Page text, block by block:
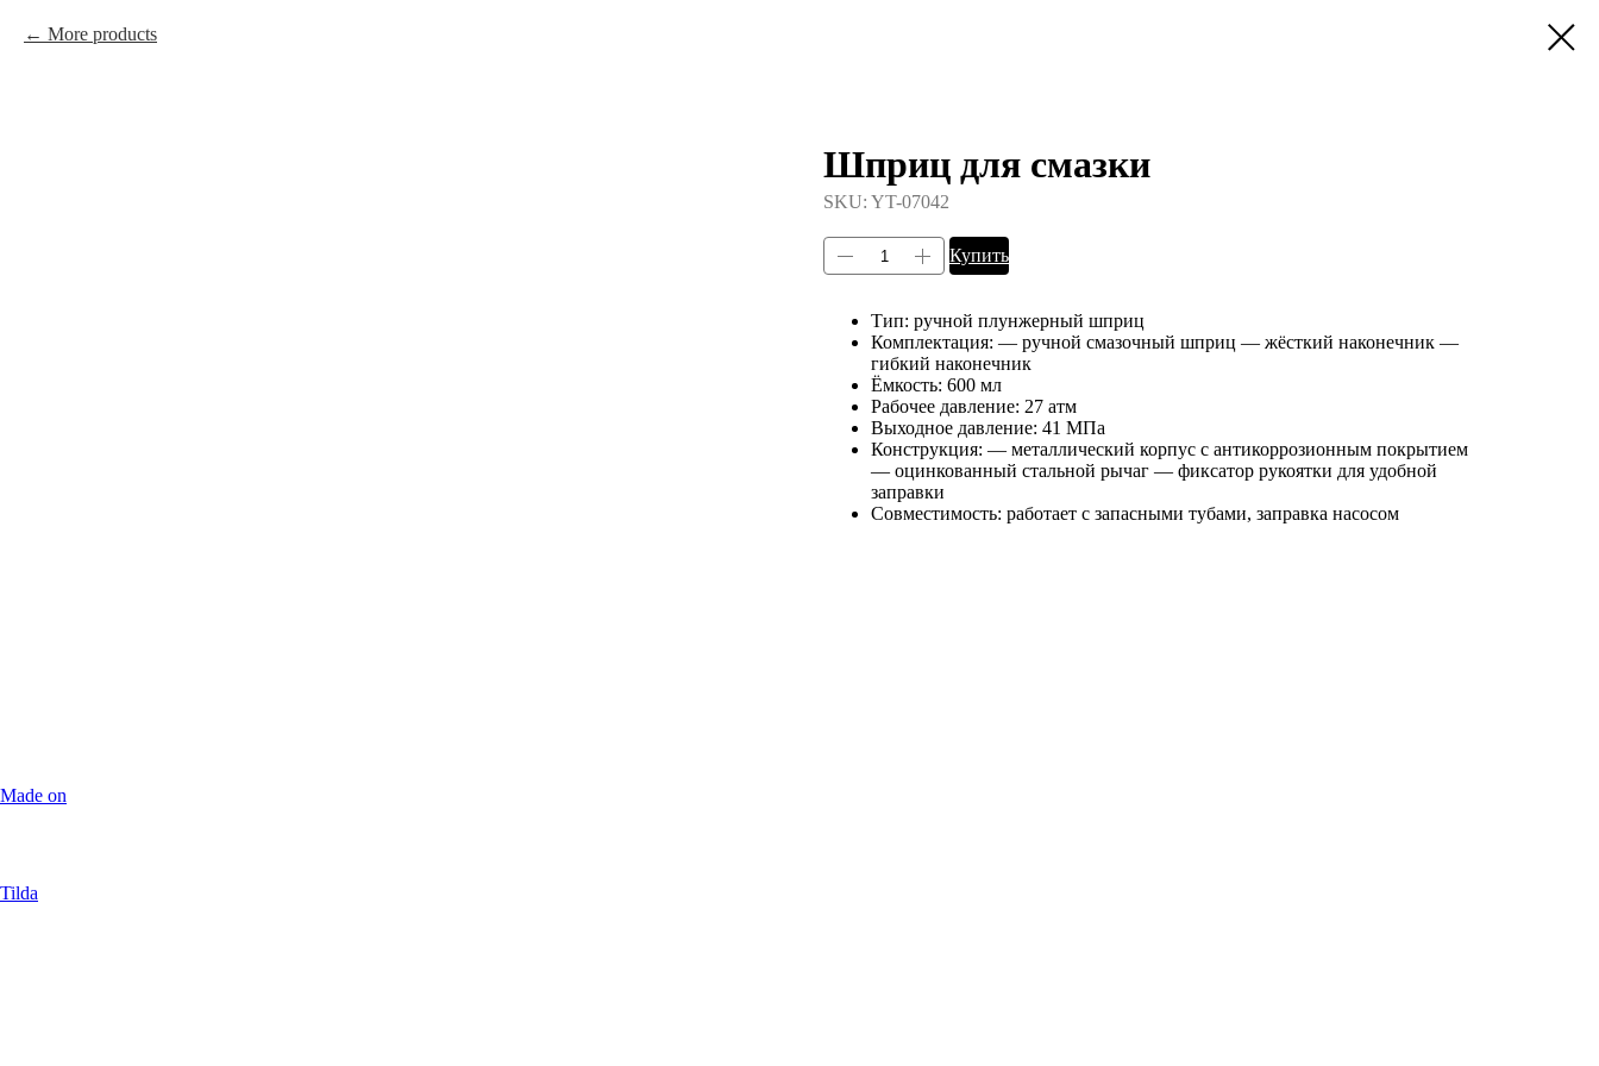
More products
Шприц для смазки
SKU: YT-07042
Купить
Тип: ручной плунжерный шприц
Комплектация: — ручной смазочный шприц — жёсткий наконечник —
гибкий наконечник
Ёмкость: 600 мл
Рабочее давление: 27 атм
Выходное давление: 41 МПа
Конструкция: — металлический корпус с антикоррозионным покрытием
— оцинкованный стальной рычаг — фиксатор рукоятки для удобной
заправки
Совместимость: работает с запасными тубами, заправка насосом
Made on
Tilda